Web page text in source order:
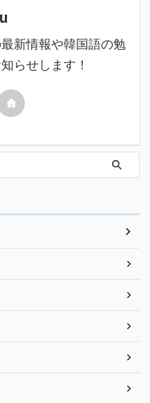
新情報や韓国語の勉
らせします！